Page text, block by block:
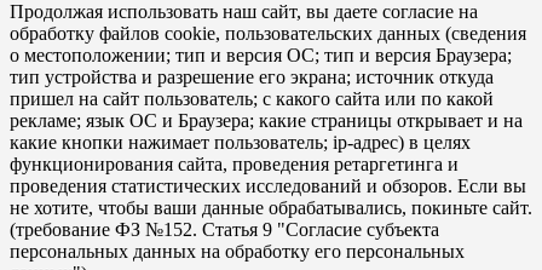
Продолжая использовать наш сайт, вы даете согласие на
обработку файлов cookie, пользовательских данных (сведения
о местоположении; тип и версия ОС; тип и версия Браузера;
тип устройства и разрешение его экрана; источник откуда
пришел на сайт пользователь; с какого сайта или по какой
рекламе; язык ОС и Браузера; какие страницы открывает и на
какие кнопки нажимает пользователь; ip-адрес) в целях
функционирования сайта, проведения ретаргетинга и
проведения статистических исследований и обзоров. Если вы
не хотите, чтобы ваши данные обрабатывались, покиньте сайт.
(требование ФЗ №152. Статья 9 "Согласие субъекта
персональных данных на обработку его персональных